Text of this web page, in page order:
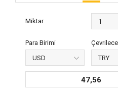
Miktar
Para Birimi
47,56